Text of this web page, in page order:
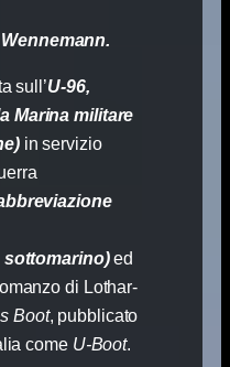
sull’U-96,
Marina militare
in servizio
sottomarino)ed
di Lothar-
Boot, pubblicato
come U-Boot.